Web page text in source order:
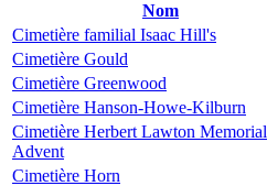
Nom
Cimetière familial Isaac Hill's
Cimetière Gould
Cimetière Greenwood
Cimetière Hanson-Howe-Kilburn
Cimetière Herbert Lawton Memorial
Advent
Cimetière Horn